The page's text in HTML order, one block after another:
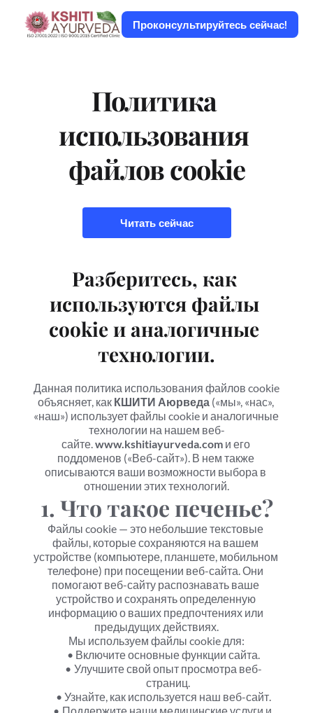
Проконсультируйтесь сейчас!
Политика
использования
файлов cookie
Читать сейчас
Разберитесь, как
используются файлы
cookie и аналогичные
технологии.
Данная политика использования файлов cookie
объясняет, как КШИТИ Аюрведа («мы», «нас»,
«наш») использует файлы cookie и аналогичные
технологии на нашем веб-
сайте. www.kshitiayurveda.com и его
поддоменов («Веб-сайт»). В нем также
описываются ваши возможности выбора в
отношении этих технологий.
1. Что такое печенье?
Файлы cookie — это небольшие текстовые
файлы, которые сохраняются на вашем
устройстве (компьютере, планшете, мобильном
телефоне) при посещении веб-сайта. Они
помогают веб-сайту распознавать ваше
устройство и сохранять определенную
информацию о ваших предпочтениях или
предыдущих действиях.
Мы используем файлы cookie для:
Включите основные функции сайта.
Улучшите свой опыт просмотра веб-
страниц.
Узнайте, как используется наш веб-сайт.